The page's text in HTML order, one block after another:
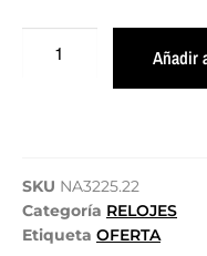
Añadir
SKU NA3225.22
Categoría RELOJES
Etiqueta OFERTA